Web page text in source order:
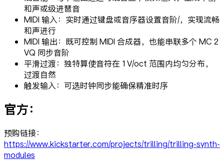
和声或级进琶音
MIDI 输入：实时通过键盘或音序器设置音阶/，实现流畅
和声进行
MIDI 输出：既可控制 MIDI 合成器，也能串联多个 MC 2
VQ 同步音阶
平滑过渡：独特算使音符在 1V/oct 范围内均匀分布，
过渡自然
触发输入：可选时钟同步能确保精准时序
官方：
预购链接：
https://www.kickstarter.com/projects/trilling/trilling-synth-
modules